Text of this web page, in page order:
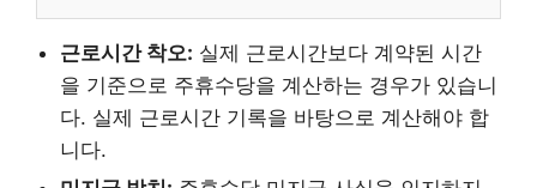
근로시간 착오: 실제 근로시간보다 계약된 시간
을 기준으로 주휴수당을 계산하는 경우가 있습니
다. 실제 근로시간 기록을 바탕으로 계산해야 합
니다.